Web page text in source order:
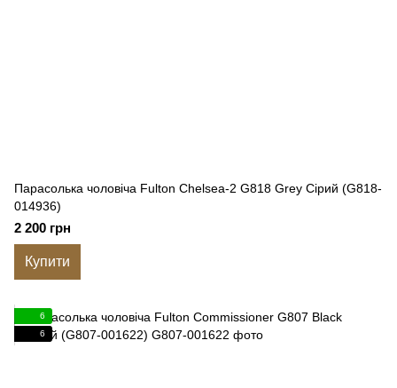
Парасолька чоловіча Fulton Chelsea-2 G818 Grey Сірий (G818-
014936)
2 200 грн
Купити
6
6